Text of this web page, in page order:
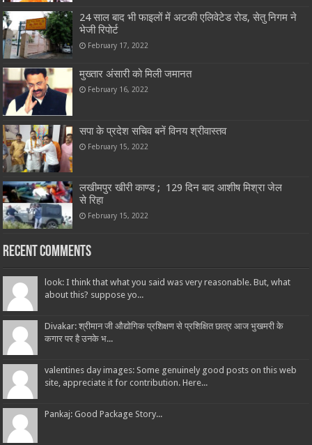
24 साल बाद भी फाइलों में अटकी एलिवेटेड रोड, सेतु निगम ने
भेजी रिपोर्ट
February 17, 2022
मुख्तार अंसारी को मिली जमानत
February 16, 2022
सपा के प्रदेश सचिव बनें विनय श्रीवास्तव
February 15, 2022
लखीमपुर खीरी काण्ड ; 129 दिन बाद आशीष मिश्रा जेल
से रिहा
February 15, 2022
Recent Comments
look: I think that what you said was very reasonable. But, what
about this? suppose yo...
Divakar: श्रीमान जी औद्योगिक प्रशिक्षण से प्रशिक्षित छात्र आज भुखमरी के
कगार पर है उनके भ...
valentines day images: Some genuinely good posts on this web
site, appreciate it for contribution. Here...
Pankaj: Good Package Story...